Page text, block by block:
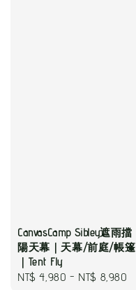
CanvasCamp Sibley遮雨擋
陽天幕｜天幕/前庭/帳篷
｜Tent Fly
Regular
NT$ 4,980 - NT$ 8,980